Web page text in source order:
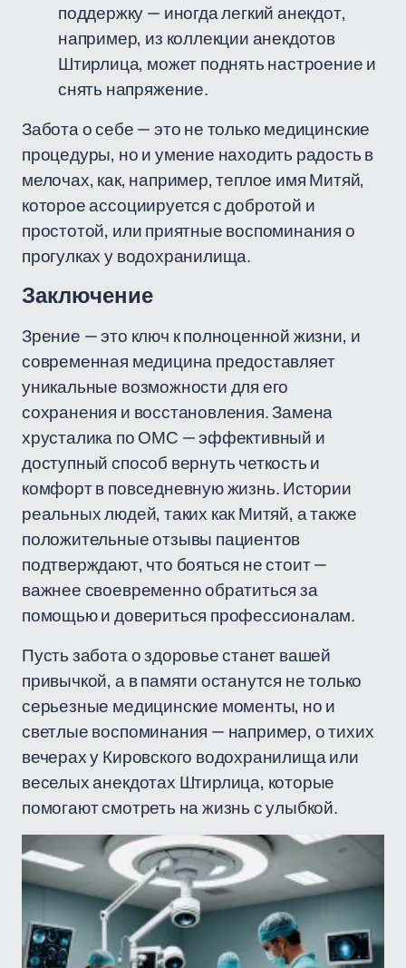
поддержку — иногда легкий анекдот,
например, из коллекции анекдотов
Штирлица, может поднять настроение и
снять напряжение.
Забота о себе — это не только медицинские
процедуры, но и умение находить радость в
мелочах, как, например, теплое имя Митяй,
которое ассоциируется с добротой и
простотой, или приятные воспоминания о
прогулках у водохранилища.
Заключение
Зрение — это ключ к полноценной жизни, и
современная медицина предоставляет
уникальные возможности для его
сохранения и восстановления. Замена
хрусталика по ОМС — эффективный и
доступный способ вернуть четкость и
комфорт в повседневную жизнь. Истории
реальных людей, таких как Митяй, а также
положительные отзывы пациентов
подтверждают, что бояться не стоит —
важнее своевременно обратиться за
помощью и довериться профессионалам.
Пусть забота о здоровье станет вашей
привычкой, а в памяти останутся не только
серьезные медицинские моменты, но и
светлые воспоминания — например, о тихих
вечерах у Кировского водохранилища или
веселых анекдотах Штирлица, которые
помогают смотреть на жизнь с улыбкой.